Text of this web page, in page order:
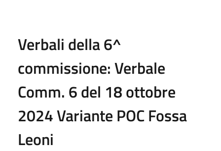
Verbali della 6^
commissione: Verbale
Comm. 6 del 18 ottobre
2024 Variante POC Fossa
Leoni